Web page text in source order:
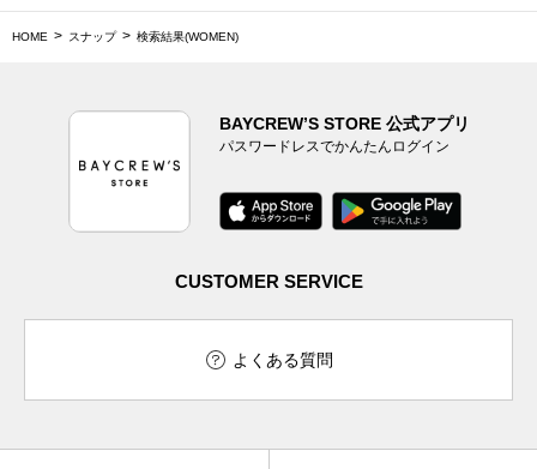
HOME スナップ 検索結果(WOMEN)
BAYCREW’S STORE 公式アプリ
パスワードレスでかんたんログイン
CUSTOMER SERVICE
よくある質問